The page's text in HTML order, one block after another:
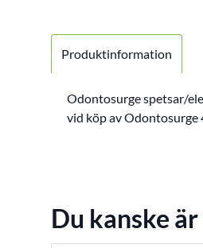
Produktinformation
Odontosurge spetsar/
vid köp av Odontosurge
Du kanske